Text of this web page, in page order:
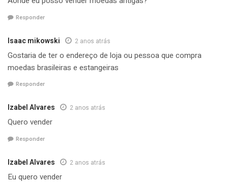
Responder
Isaac mikowski 2 anos atrás
Gostaria de ter o endereço de loja ou pessoa que compra
moedas brasileiras e estangeiras
Responder
Izabel Alvares 2 anos atrás
Quero vender
Responder
Izabel Alvares 2 anos atrás
Eu quero vender